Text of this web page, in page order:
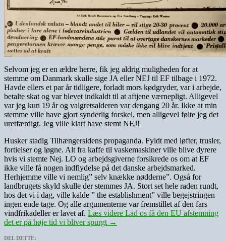
Selvom jeg er en ældre herre, fik jeg aldrig muligheden for at
stemme om Danmark skulle sige JA eller NEJ til EF tilbage i 1972.
Havde ellers et par år tidligere, forladt mors kødgryder, var i arbejde,
betalte skat og var blevet indkaldt til at aftjene værnepligt. Alligevel
var jeg kun 19 år og valgretsalderen var dengang 20 år. Ikke at min
stemme ville have gjort synderlig forskel, men alligevel følte jeg det
uretfærdigt. Jeg ville klart have stemt NEJ!
Husker stadig Tilhængersidens propaganda. Fyldt med løfter, trusler,
fortielser og løgne. Alt fra kaffe til vaskemaskiner ville blive dyrere
hvis vi stemte Nej. LO og arbejdsgiverne forsikrede os om at EF
ikke ville få nogen indflydelse på det danske arbejdsmarked.
Herhjemme ville vi nemlig” selv knække nødderne”. Også for
landbrugets skyld skulle der stemmes JA. Stort set hele raden rundt,
hos det vi i dag, ville kalde ” the establishment” ville begejstringen
ingen ende tage. Og alle argumenterne var fremstillet af den fars
vindfrikadeller er lavet af. Læs videre Lad os få den EU afstemning
det er på høje tid vi bliver spurgt →
DEL DETTE: